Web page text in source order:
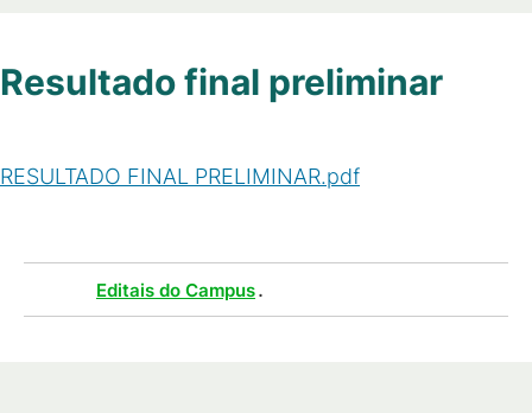
Resultado final preliminar
RESULTADO FINAL PRELIMINAR.pdf
Editais do Campus.